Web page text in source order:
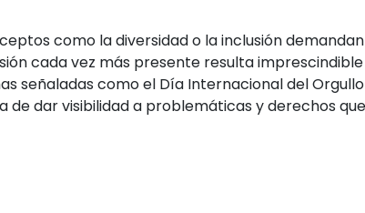
como la diversidad o la inclusión
cada vez más presente resulta imprescindible
señaladas como el Día Internacional del Orgullo
dar visibilidad a problemáticas y derechos que